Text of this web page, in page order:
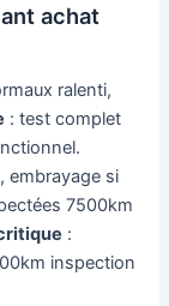
achat
ralenti,
: test complet
embrayage si
7500km
:
inspection